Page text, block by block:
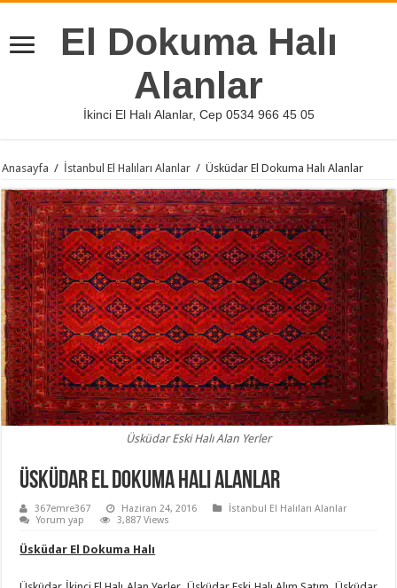
El Dokuma Halı
Alanlar
İkinci El Halı Alanlar, Cep 0534 966 45 05
Anasayfa / İstanbul El Halıları Alanlar / Üsküdar El Dokuma Halı Alanlar
Üsküdar Eski Halı Alan Yerler
Üsküdar El Dokuma Halı Alanlar
367emre367 Haziran 24, 2016
İstanbul El Halıları Alanlar
Yorum yap
3,887 Views
Üsküdar El Dokuma Halı